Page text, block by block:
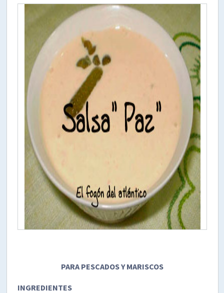
PARA PESCADOS Y MARISCOS
INGREDIENTES